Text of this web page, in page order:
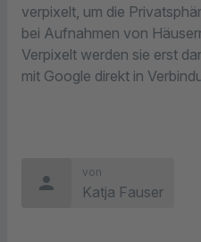
verpixelt, um die
bei Aufnahmen von
Verpixelt werden sie erst
mit Google direkt in
person
von
Katja Fauser